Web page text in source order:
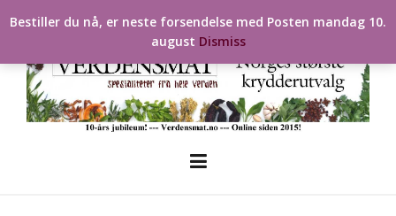
toBestiller du nå, er neste forsendelse med Posten mandag 10.
august Dismiss